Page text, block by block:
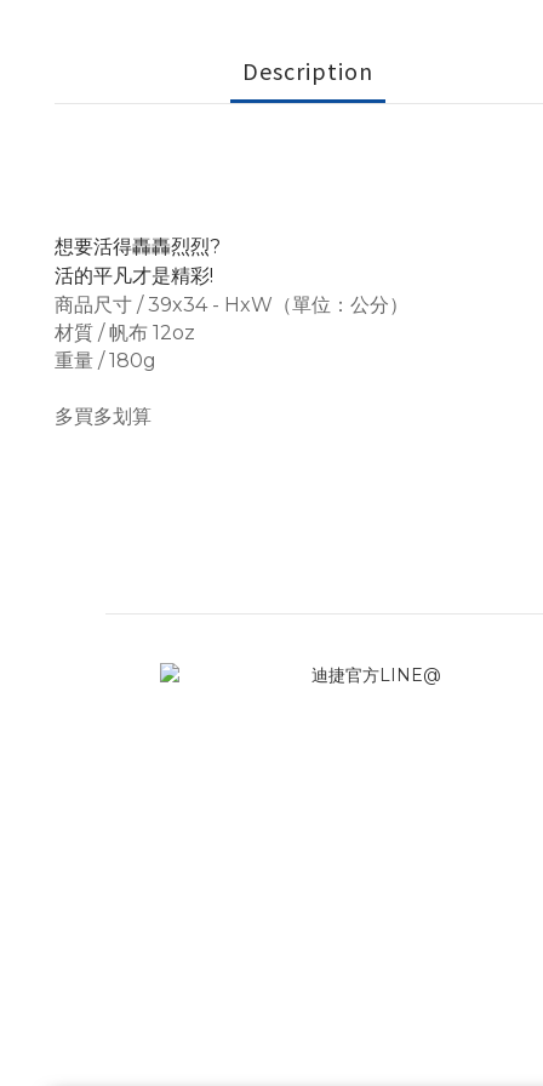
Description
想要活得轟轟烈烈?
活的平凡才是精彩!
商品尺寸 / 39x34 - HxW（單位：公分）
材質 / 帆布 12oz
重量 / 180g
多買多划算